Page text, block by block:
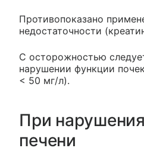
Противопоказано
недостаточности
С осторожностью
нарушении функции
< 50 мг/л).
При
печени